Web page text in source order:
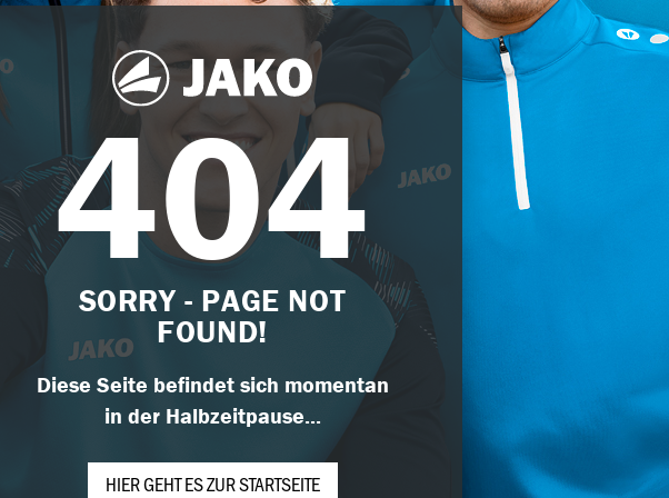
404
SORRY - PAGE NOT
FOUND!
Diese Seite befindet sich momentan
in der Halbzeitpause...
HIER GEHT ES ZUR STARTSEITE